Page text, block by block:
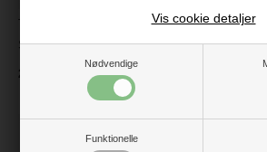
Nødvendige
Funktionelle
Vis cookie detaljer
Teddy Hermann - Siddende
Sankt Bernhard 25 cm
259,95
Teddy
trefarvet